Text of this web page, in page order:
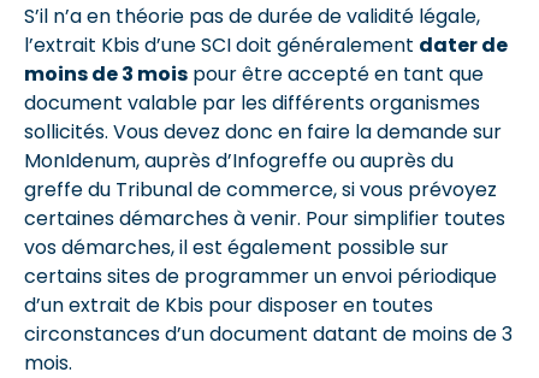
S’il n’a en théorie pas de durée de validité légale,
l’extrait Kbis d’une SCI doit généralement dater de
moins de 3 mois pour être accepté en tant que
document valable par les différents organismes
sollicités. Vous devez donc en faire la demande sur
MonIdenum, auprès d’Infogreffe ou auprès du
greffe du Tribunal de commerce, si vous prévoyez
certaines démarches à venir. Pour simplifier toutes
vos démarches, il est également possible sur
certains sites de programmer un envoi périodique
d’un extrait de Kbis pour disposer en toutes
circonstances d’un document datant de moins de 3
mois.